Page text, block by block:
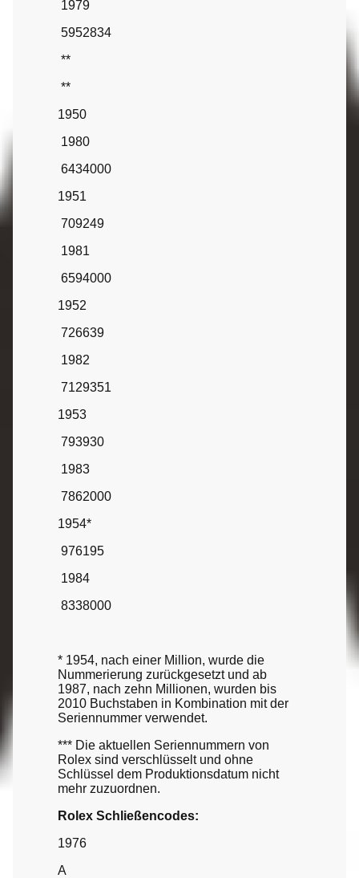
1979
5952834
**
**
1950
1980
6434000
1951
709249
1981
6594000
1952
726639
1982
7129351
1953
793930
1983
7862000
1954*
976195
1984
8338000
* 1954, nach einer Million, wurde die
Nummerierung zurückgesetzt und ab
1987, nach zehn Millionen, wurden bis
2010 Buchstaben in Kombination mit der
Seriennummer verwendet.
*** Die aktuellen Seriennummern von
Rolex sind verschlüsselt und ohne
Schlüssel dem Produktionsdatum nicht
mehr zuzuordnen.
Rolex Schließencodes:
1976
A